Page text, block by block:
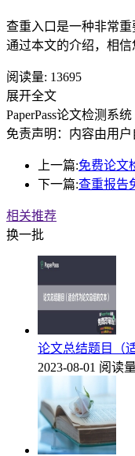
查重入口是一种非常
通过本文的介绍，相
阅读量: 13695
展开全文
PaperPass论文检测系统
免责声明：内容由用
上一篇:免费论文
下一篇:查重报告
相关推荐
换一批
论文总结题目（
2023-08-01 阅读